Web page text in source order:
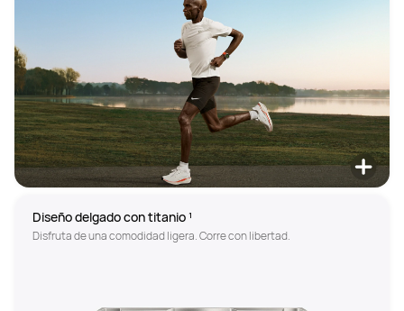
Diseño delgado con titanio ¹